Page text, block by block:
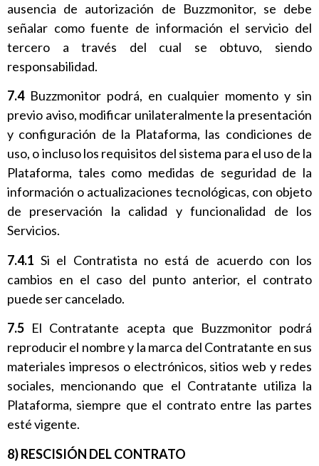
ausencia de autorización de Buzzmonitor, se debe
señalar como fuente de información el servicio del
tercero a través del cual se obtuvo, siendo
responsabilidad.
7.4Buzzmonitor podrá, en cualquier momento y sin
previo aviso, modificar unilateralmente la presentación
y configuración de la Plataforma, las condiciones de
uso, o incluso los requisitos del sistema para el uso de la
Plataforma, tales como medidas de seguridad de la
información o actualizaciones tecnológicas, con objeto
de preservación la calidad y funcionalidad de los
Servicios.
7.4.1 Si el Contratista no está de acuerdo con los
cambios en el caso del punto anterior, el contrato
puede ser cancelado.
7.5 El Contratante acepta que Buzzmonitor podrá
reproducir el nombre y la marca del Contratante en sus
materiales impresos o electrónicos, sitios web y redes
sociales, mencionando que el Contratante utiliza la
Plataforma, siempre que el contrato entre las partes
esté vigente.
8) RESCISIÓN DEL CONTRATO